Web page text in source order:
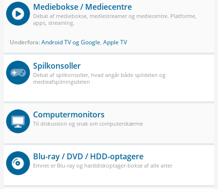
Mediebokse / Mediecentre
Debat af mediebokse, mediestreamer og mediecentre. Platforme,
apps, streaming.
Underfora:Android TV og Google, Apple TV
Spilkonsoller
Debat af spilkonsoller, hvad angår både spildelen og
medieafspilningsdelen
Computermonitors
Til diskussion og snak om computerskærme
Blu-ray / DVD / HDD-optagere
Emnet er Blu-ray og harddiskoptager-bokse af alle arter